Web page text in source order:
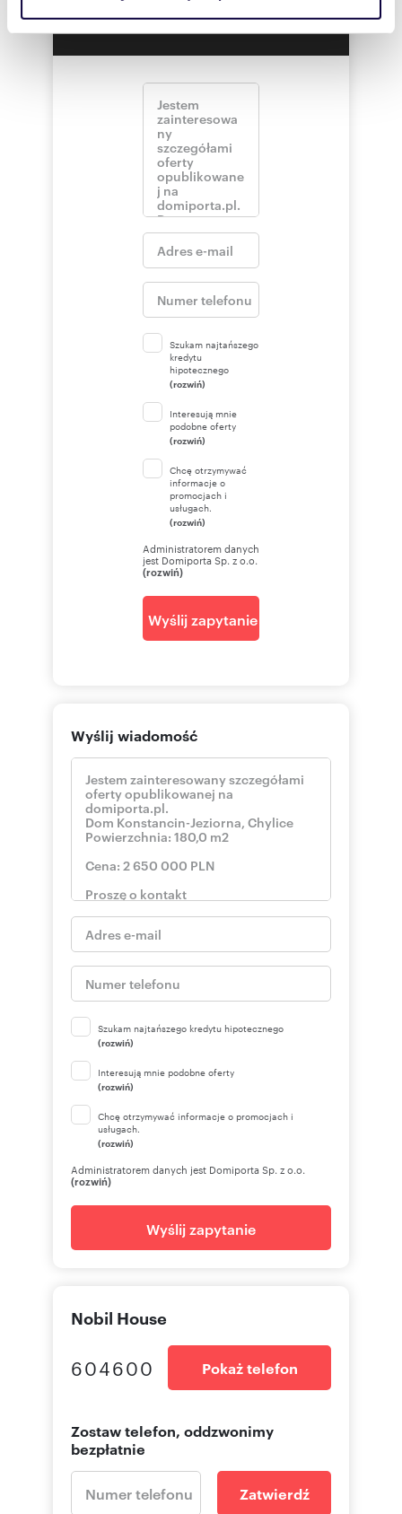
korzystasz z naszej witryny, udostępniamy partnerom
korzystania z ich usług.
skontaktował!
Szukam najtańszego
kredytu
hipotecznego
(rozwiń)
Interesują mnie
podobne oferty
(rozwiń)
Chcę otrzymywać
informacje o
promocjach i
usługach.
(rozwiń)
Administratorem danych
jest Domiporta Sp. z o.o.
(rozwiń)
Wyślij zapytanie
Wyślij wiadomość
Szukam najtańszego kredytu hipotecznego
(rozwiń)
Interesują mnie podobne oferty
(rozwiń)
Chcę otrzymywać informacje o promocjach i
usługach.
(rozwiń)
Administratorem danych jest Domiporta Sp. z o.o.
(rozwiń)
Wyślij zapytanie
Nobil House
604600 Pokaż telefon
Zostaw telefon, oddzwonimy
bezpłatnie
Zatwierdź